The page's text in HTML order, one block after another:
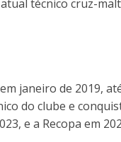
técnico cruz-
janeiro de 2019,
do clube e
e a Recopa em